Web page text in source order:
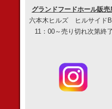
グランドフードホール販売
六本木ヒルズ ヒルサイド
11：00～売り切れ次第終了